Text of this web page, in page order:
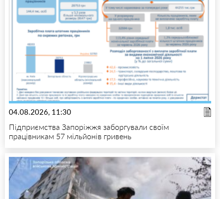
04.08.2026, 11:30
Підприємства Запоріжжя заборгували своїм
працівникам 57 мільйонів гривень